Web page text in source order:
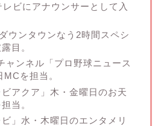
ビにアナウンサーとして入
ウンタウンなう2時間スペシ
目。
ャンネル「プロ野球ニュース
を担当。
ビアクア」木・金曜日のお天
当。
ビ」水・木曜日のエンタメリ